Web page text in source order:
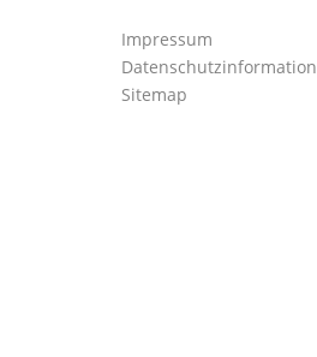
Impressum
Datenschutzinformation
Sitemap